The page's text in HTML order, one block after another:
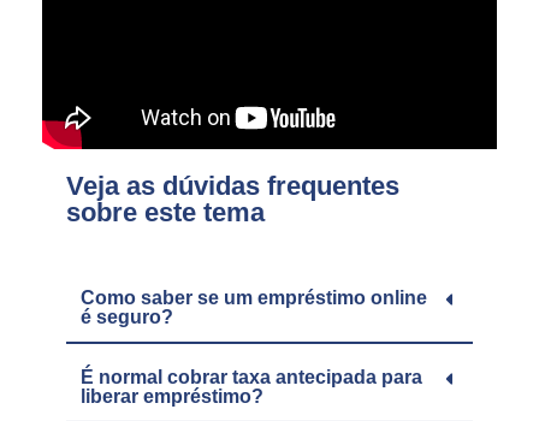
Veja as dúvidas frequentes
sobre este tema
Como saber se um empréstimo online
é seguro?
É normal cobrar taxa antecipada para
liberar empréstimo?